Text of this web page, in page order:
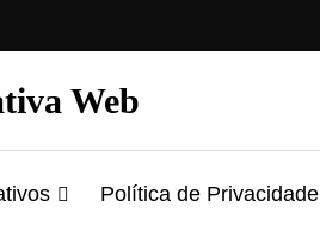
Web
Política de Privacidade